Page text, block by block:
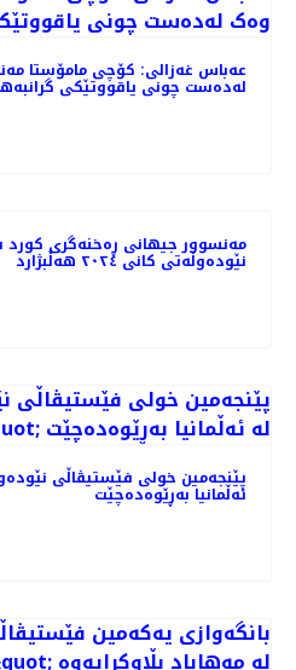
عەباس غەزالی: کۆچی مامۆستا
له‌ده‌ست چونی یاقووتێکی
مەنسوور جیهانی ڕه‌خنه‌گری کورد
نێوده‌وڵه‌تی کانی ٢٠٢٤ هه‌ڵبژارد
پێنجەمین خولی فێستیڤاڵی
ئەڵمانیا بەڕێوەده‌چێت